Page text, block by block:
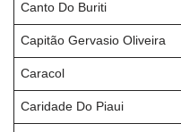
Canto Do Buriti
Capitão Gervasio Oliveira
Caracol
Caridade Do Piaui